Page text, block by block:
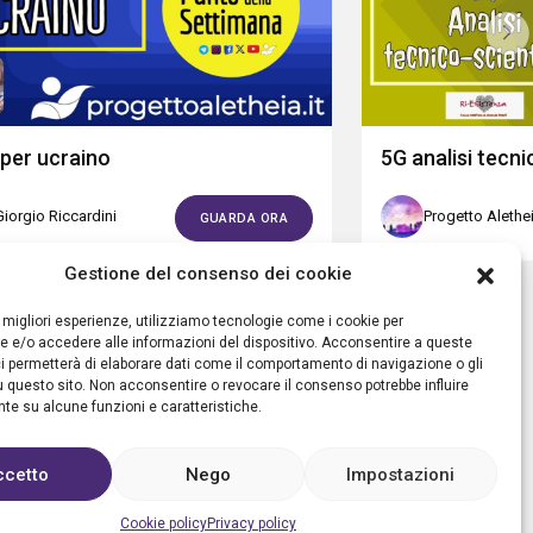
Gestione del consenso dei cookie
migliori esperienze, utilizziamo tecnologie come i cookie per
e/o accedere alle informazioni del dispositivo. Acconsentire a queste
permetterà di elaborare dati come il comportamento di navigazione o gli
questo sito. Non acconsentire o revocare il consenso potrebbe influire
su alcune funzioni e caratteristiche.
Nego Impostazioni
Cookie policyPrivacy policy
ucraino
Riccardini GUARDA ORA
5G analisi
Progetto